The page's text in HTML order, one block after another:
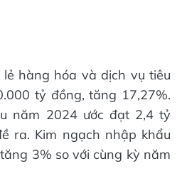
hàng hóa và dịch vụ tiêu
tỷ đồng, tăng 17,27%.
năm 2024 ước đạt 2,4 tỷ
ra. Kim ngạch nhập khẩu
3% so với cùng kỳ năm